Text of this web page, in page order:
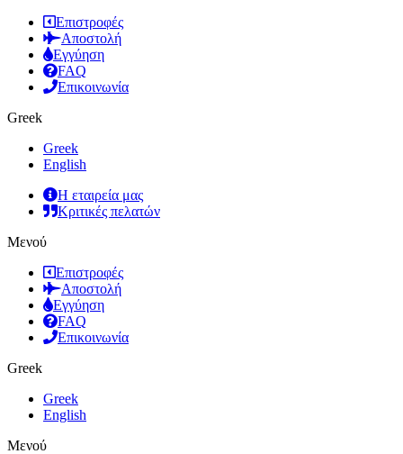
Επιστροφές
Αποστολή
Εγγύηση
FAQ
Επικοινωνία
Greek
Greek
English
Η εταιρεία μας
Κριτικές πελατών
Μενού
Επιστροφές
Αποστολή
Εγγύηση
FAQ
Επικοινωνία
Greek
Greek
English
Μενού